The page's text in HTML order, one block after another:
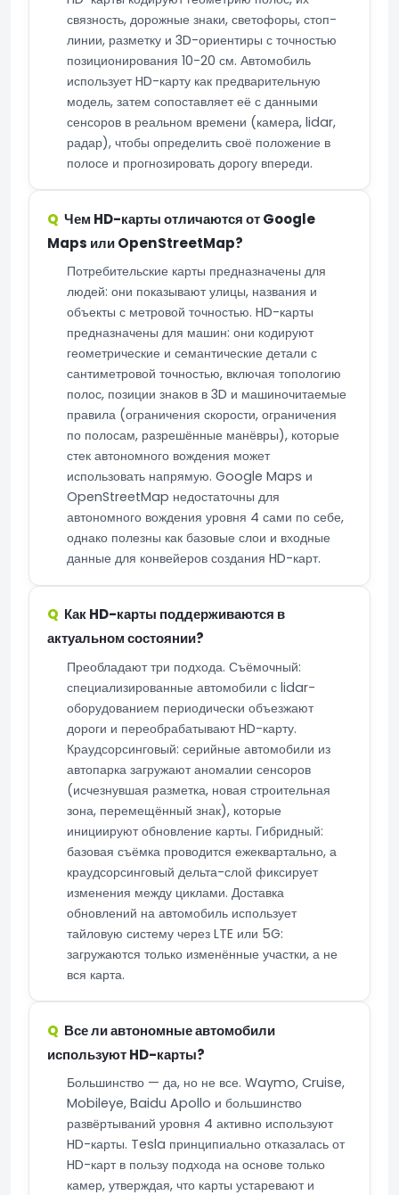
связность, дорожные знаки, светофоры, стоп-
линии, разметку и 3D-ориентиры с точностью
позиционирования 10-20 см. Автомобиль
использует HD-карту как предварительную
модель, затем сопоставляет её с данными
сенсоров в реальном времени (камера, lidar,
радар), чтобы определить своё положение в
полосе и прогнозировать дорогу впереди.
Чем HD-карты отличаются от Google
Maps или OpenStreetMap?
Потребительские карты предназначены для
людей: они показывают улицы, названия и
объекты с метровой точностью. HD-карты
предназначены для машин: они кодируют
геометрические и семантические детали с
сантиметровой точностью, включая топологию
полос, позиции знаков в 3D и машиночитаемые
правила (ограничения скорости, ограничения
по полосам, разрешённые манёвры), которые
стек автономного вождения может
использовать напрямую. Google Maps и
OpenStreetMap недостаточны для
автономного вождения уровня 4 сами по себе,
однако полезны как базовые слои и входные
данные для конвейеров создания HD-карт.
Как HD-карты поддерживаются в
актуальном состоянии?
Преобладают три подхода. Съёмочный:
специализированные автомобили с lidar-
оборудованием периодически объезжают
дороги и переобрабатывают HD-карту.
Краудсорсинговый: серийные автомобили из
автопарка загружают аномалии сенсоров
(исчезнувшая разметка, новая строительная
зона, перемещённый знак), которые
инициируют обновление карты. Гибридный:
базовая съёмка проводится ежеквартально, а
краудсорсинговый дельта-слой фиксирует
изменения между циклами. Доставка
обновлений на автомобиль использует
тайловую систему через LTE или 5G:
загружаются только изменённые участки, а не
вся карта.
Все ли автономные автомобили
используют HD-карты?
Большинство — да, но не все. Waymo, Cruise,
Mobileye, Baidu Apollo и большинство
развёртываний уровня 4 активно используют
HD-карты. Tesla принципиально отказалась от
HD-карт в пользу подхода на основе только
камер, утверждая, что карты устаревают и